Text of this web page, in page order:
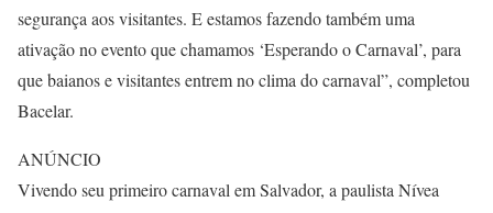
segurança aos visitantes. E estamos fazendo também uma
ativação no evento que chamamos ‘Esperando o Carnaval’, para
que baianos e visitantes entrem no clima do carnaval”, completou
Bacelar.
ANÚNCIO
Vivendo seu primeiro carnaval em Salvador, a paulista Nívea